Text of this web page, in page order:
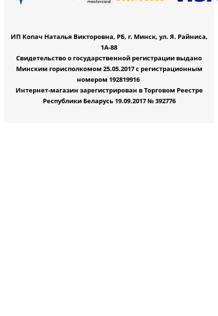
ИП Копач Наталья Викторовна, РБ, г. Минск, ул. Я. Райниса,
1А-88
Свидетельство о государственной регистрации выдано
Минским горисполкомом 25.05.2017 с регистрационным
номером 192819916
Интернет-магазин зарегистрирован в Торговом Реестре
Республики Беларусь 19.09.2017 № 392776